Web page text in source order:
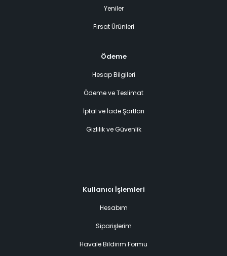
Yeniler
Fırsat Ürünleri
Ödeme
Hesap Bilgileri
Ödeme ve Teslimat
İptal ve İade Şartları
Gizlilik ve Güvenlik
Kullanıcı İşlemleri
Hesabım
Siparişlerim
Havale Bildirim Formu